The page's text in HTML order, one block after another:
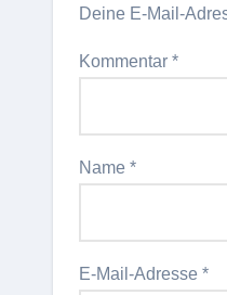
Deine E-Mail-
Kommentar *
Name *
E-Mail-Adresse *